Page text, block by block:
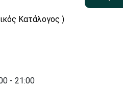
Κατάλογος )
- 21:00